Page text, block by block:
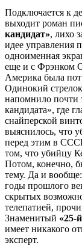
Подключается к
выходит роман
кандидат», лихо
идее управления
одноименная
еще и с Фрэнком
Америка была
Одинокий
напомнило почти
кандидата», где
снайперской
выяснилось, что
перед этим в
том, что убийцу
Потом, конечно,
тему. Да и
годы прошлого
скрытых
телепатией,
Знаменитый «25-
имеет никакого
эксперт.